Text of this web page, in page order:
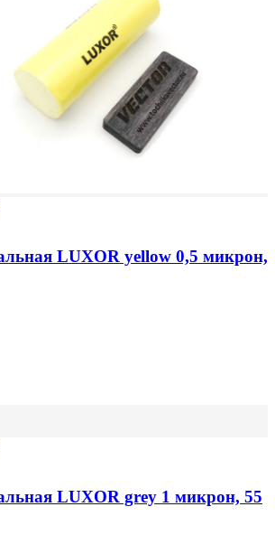
LUXOR yellow 0,5 микрон,
LUXOR grey 1 микрон, 55